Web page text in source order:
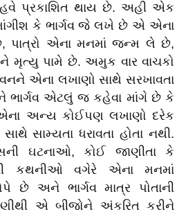
પ્રકાશિત થાય છે. અહી એક
કે ભાર્ગવ જે લખે છે એ એના
પાત્રો એના મનમાં જન્મ લે છે,
પામે છે. અમુક વાર વાચકો
એના લખાણો સાથે સરખાવતા
ભાર્ગવ એટલું જ કહેવા માંગે છે કે
અન્ય કોઈપણ લખાણો દરેક
સામ્યતા ધરાવતા હોતા નથી.
ઘટનાઓ, કોઈ જાણીતા કે
કથનીઓ વગેરે એના મનમાં
છે અને ભાર્ગવ માત્ર પોતાની
એ બીજોને અંકુરિત કરીને